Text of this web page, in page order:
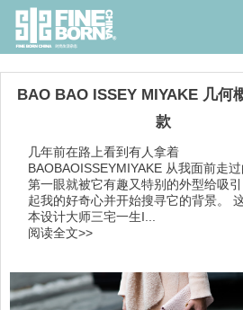
​BAO BAO ISSEY MIYAKE 几何
款
几年前在路上看到有人拿着
BAOBAOISSEYMIYAKE 从我面前走过
第一眼就被它有趣又特别的外型给吸引
起我的好奇心并开始搜寻它的背景。
本设计大师三宅一生I...
阅读全文>>